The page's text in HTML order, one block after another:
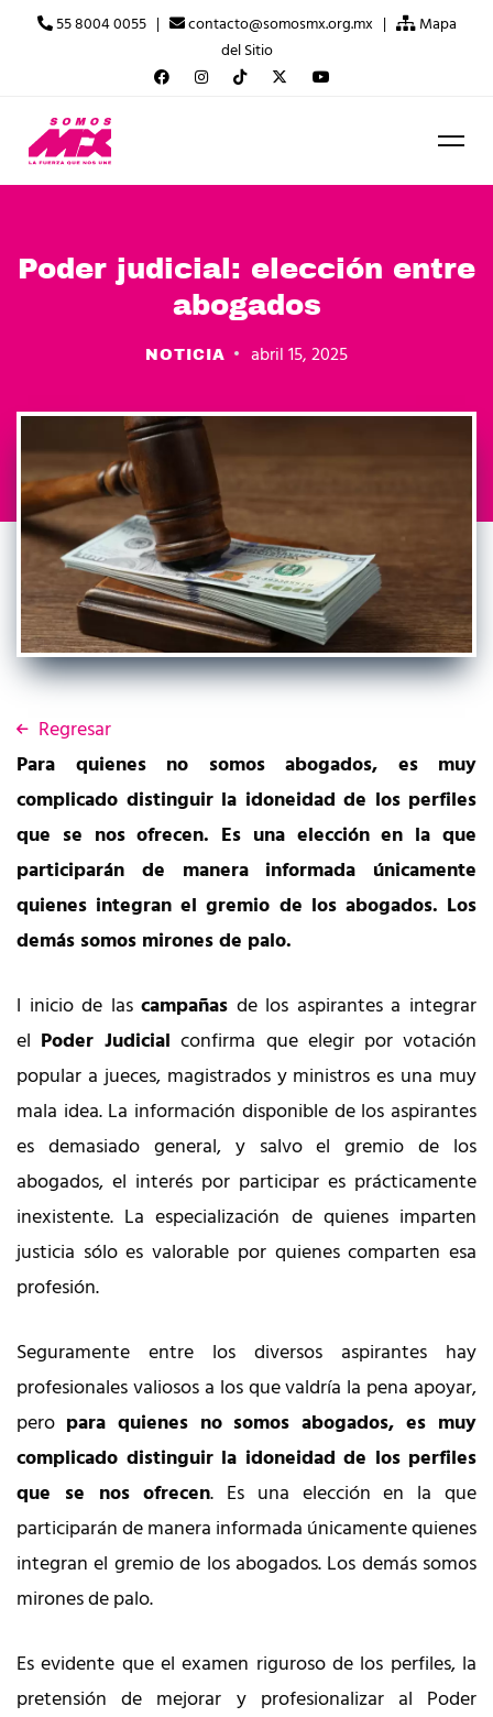
55 8004 0055 | contacto@somosmx.org.mx |
Mapa
del Sitio
Poder judicial: elección entre
abogados
NOTICIA abril 15, 2025
Regresar
Para quienes no somos abogados, es muy
complicado distinguir la idoneidad de los perfiles
que se nos ofrecen. Es una elección en la que
participarán de manera informada únicamente
quienes integran el gremio de los abogados. Los
demás somos mirones de palo.
l inicio de lascampañas de los aspirantes a integrar
el Poder Judicial confirma que elegir por votación
popular a jueces, magistrados y ministros es una muy
mala idea. La información disponible de los aspirantes
es demasiado general, y salvo el gremio de los
abogados, el interés por participar es prácticamente
inexistente. La especialización de quienes imparten
justicia sólo es valorable por quienes comparten esa
profesión.
Seguramente entre los diversos aspirantes hay
profesionales valiosos a los que valdría la pena apoyar,
pero para quienes no somos abogados, es muy
complicado distinguir la idoneidad de los perfiles
que se nos ofrecen. Es una elección en la que
participarán de manera informada únicamente quienes
integran el gremio de los abogados. Los demás somos
mirones de palo.
Es evidente que el examen riguroso de los perfiles, la
pretensión de mejorar y profesionalizar al Poder